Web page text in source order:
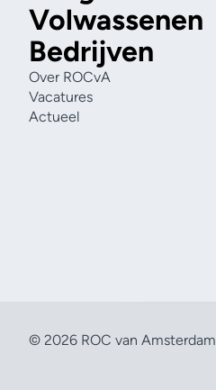
Volwassenen
Bedrijven
Over ROCvA
Vacatures
Actueel
© 2026 ROC van Amsterdam